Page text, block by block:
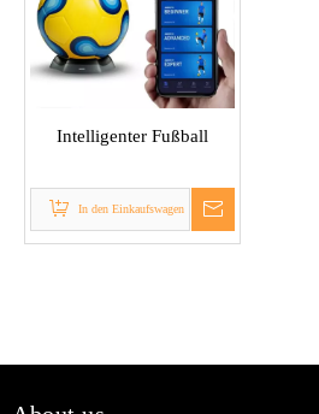
Intelligenter Fußball
In den Einkaufswagen